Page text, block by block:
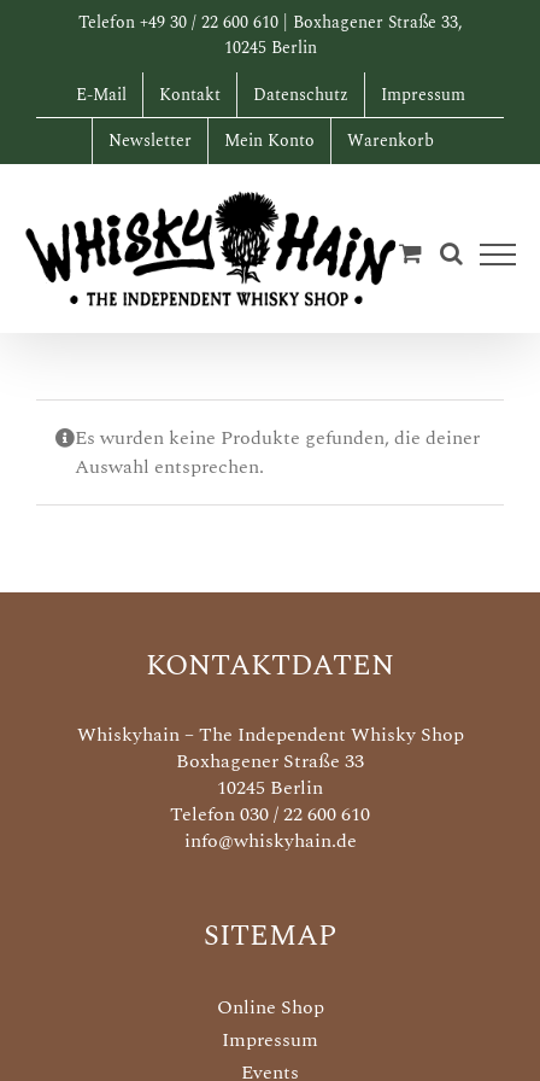
Telefon +49 30 / 22 600 610 | Boxhagener Straße 33,
10245 Berlin
E-Mail
Kontakt Datenschutz
Impressum
Newsletter
Mein Konto Warenkorb
Es wurden keine Produkte gefunden, die deiner
Auswahl entsprechen.
KONTAKTDATEN
Whiskyhain – The Independent Whisky Shop
Boxhagener Straße 33
10245 Berlin
Telefon 030 / 22 600 610
info@whiskyhain.de
SITEMAP
Online Shop
Impressum
Events